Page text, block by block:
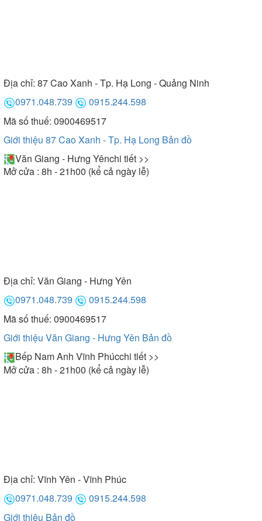
Địa chỉ: 87 Cao Xanh - Tp. Hạ Long - Quảng Ninh
0971.048.739
0915.244.598
Mã số thuế: 0900469517
Giới thiệu 87 Cao Xanh - Tp. Hạ Long Bản đồ
Văn Giang - Hưng Yênchi tiết >>
Mở cửa : 8h - 21h00 (kể cả ngày lễ)
Địa chỉ: Văn Giang - Hưng Yên
0971.048.739
0915.244.598
Mã số thuế: 0900469517
Giới thiệu Văn Giang - Hưng Yên Bản đồ
Bếp Nam Anh Vĩnh Phúcchi tiết >>
Mở cửa : 8h - 21h00 (kể cả ngày lễ)
Địa chỉ: Vĩnh Yên - Vĩnh Phúc
0971.048.739
0915.244.598
Giới thiệu Bản đồ